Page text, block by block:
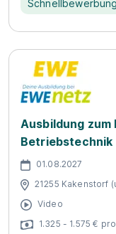
Schnellbewerbung
Ausbildung
01.08.2027
21255 Kakenstorf
Video
1.325 - 1.575 €